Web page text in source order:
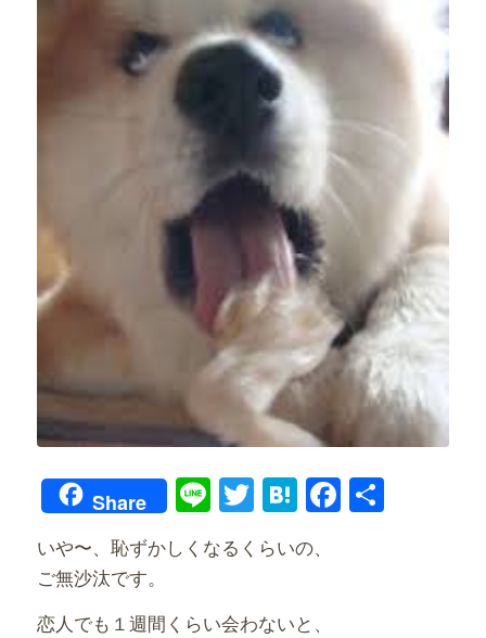
Share LineTwitter
Hatena共
いや〜、恥ずかしくなるくらいの、
ご無沙汰です。
恋人でも１週間くらい会わないと、